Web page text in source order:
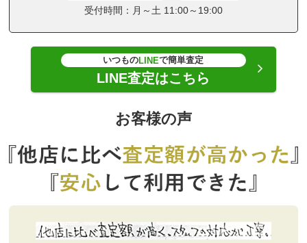
受付時間：月～土 11:00～19:00
いつものLINEで簡単査定
LINE査定はこちら
お客様の声